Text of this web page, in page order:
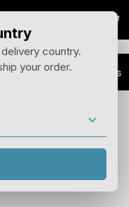
SoundSystems
het menu hierboven.
country.
your order.